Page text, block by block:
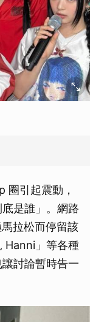
圈引起震動，
是誰」。網路
拉松而停留該
Hanni」等各種
討論暫時告一